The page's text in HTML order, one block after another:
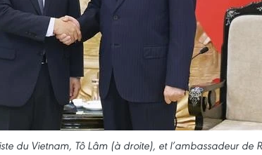
du Vietnam, Tô Lâm (à droite), et l’ambassadeur de